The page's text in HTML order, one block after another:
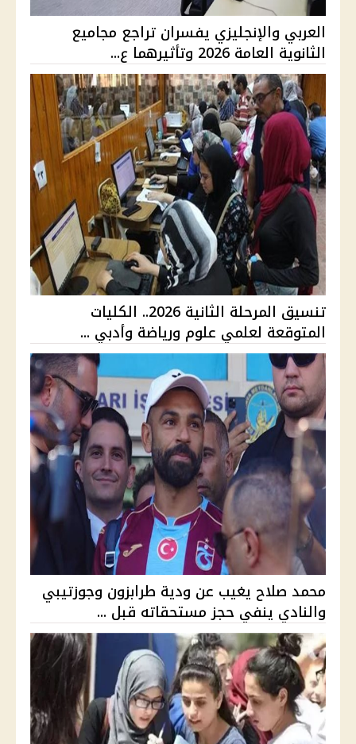
العربي والإنجليزي يفسران تراجع مجاميع
الثانوية العامة 2026 وتأثيرهما ع...
تنسيق المرحلة الثانية 2026.. الكليات
المتوقعة لعلمي علوم ورياضة وأدبي ...
محمد صلاح يغيب عن ودية طرابزون وجوزتيبي
والنادي ينفي حجز مستحقاته قبل ...